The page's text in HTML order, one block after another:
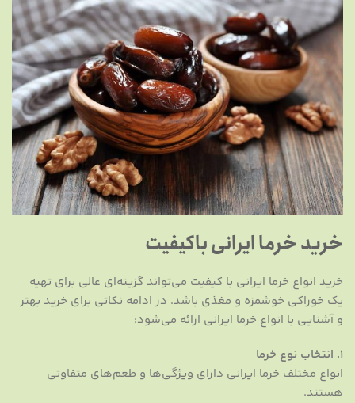
خرید خرما ایرانی باکیفیت
خرید انواع خرما ایرانی با کیفیت می‌تواند گزینه‌ای عالی برای تهیه
یک خوراکی خوشمزه و مغذی باشد. در ادامه نکاتی برای خرید بهتر
و آشنایی با انواع خرما ایرانی ارائه می‌شود:
1. انتخاب نوع خرما
انواع مختلف خرما ایرانی دارای ویژگی‌ها و طعم‌های متفاوتی
هستند.